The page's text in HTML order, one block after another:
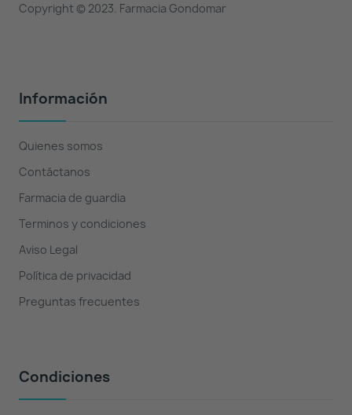
Copyright © 2023. Farmacia Gondomar
Información
Quienes somos
Contáctanos
Farmacia de guardia
Terminos y condiciones
Aviso Legal
Política de privacidad
Preguntas frecuentes
Condiciones